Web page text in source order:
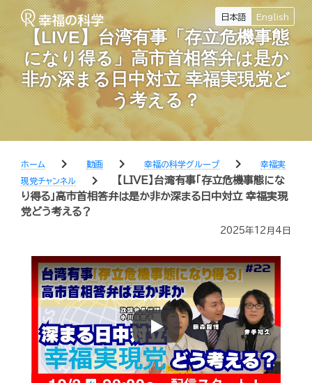
日本語 English
【LIVE】台湾有事「存立危機事態
になり得る」高市首相答弁は是か
非か深まる日中対立 幸福実現党ど
う考える？
ホーム chevron_right 動画 chevron_right 幸福の科学グループ chevron_right
幸福実
現党チャンネル
chevron_right
【LIVE】台湾有事「存立危機事態にな
り得る」高市首相答弁は是か非か深まる日中対立 幸福実現
党どう考える？
2025年12月4日
Play